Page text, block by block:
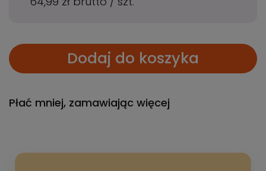
Dodaj do koszyka
Płać mniej, zamawiając więcej